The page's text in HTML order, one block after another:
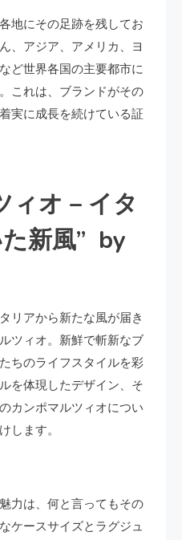
地にその足跡を残してお
、アジア、アメリカ、ヨ
ど世界各国の主要都市に
これは、ブランドがその
実に成長を続けている証
ィオ – イタ
新風” by
リアから新たな風が届き
ツィオ。新鮮で斬新なブ
ちのライフスタイルを彩
を体現したデザイン、そ
カンポマルツィオについ
します。
力は、何と言ってもその
ケースサイズとラグジュ